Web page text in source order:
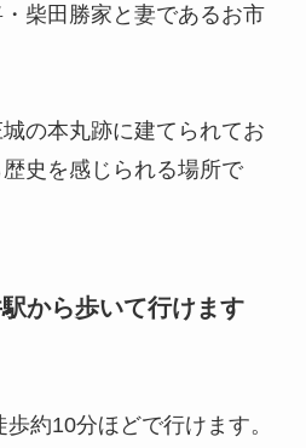
柴田勝家と妻であるお市
の本丸跡に建てられてお
史を感じられる場所で
から歩いて行けます
約10分ほどで行けます。